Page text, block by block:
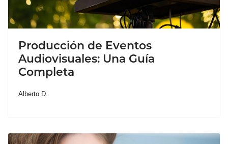
Producción de Eventos
Audiovisuales: Una Guía
Completa
Alberto D.